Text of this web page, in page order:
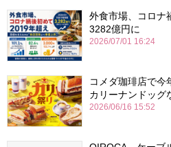
外食市場、コロ
3282億円に
2026/07/01 16:24
コメダ珈琲店で
カリーナンドッグ
2026/06/16 15:52